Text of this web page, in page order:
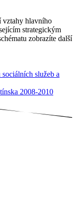
vztahy hlavního
strategickým
zobrazíte další
služeb a
2008-2010